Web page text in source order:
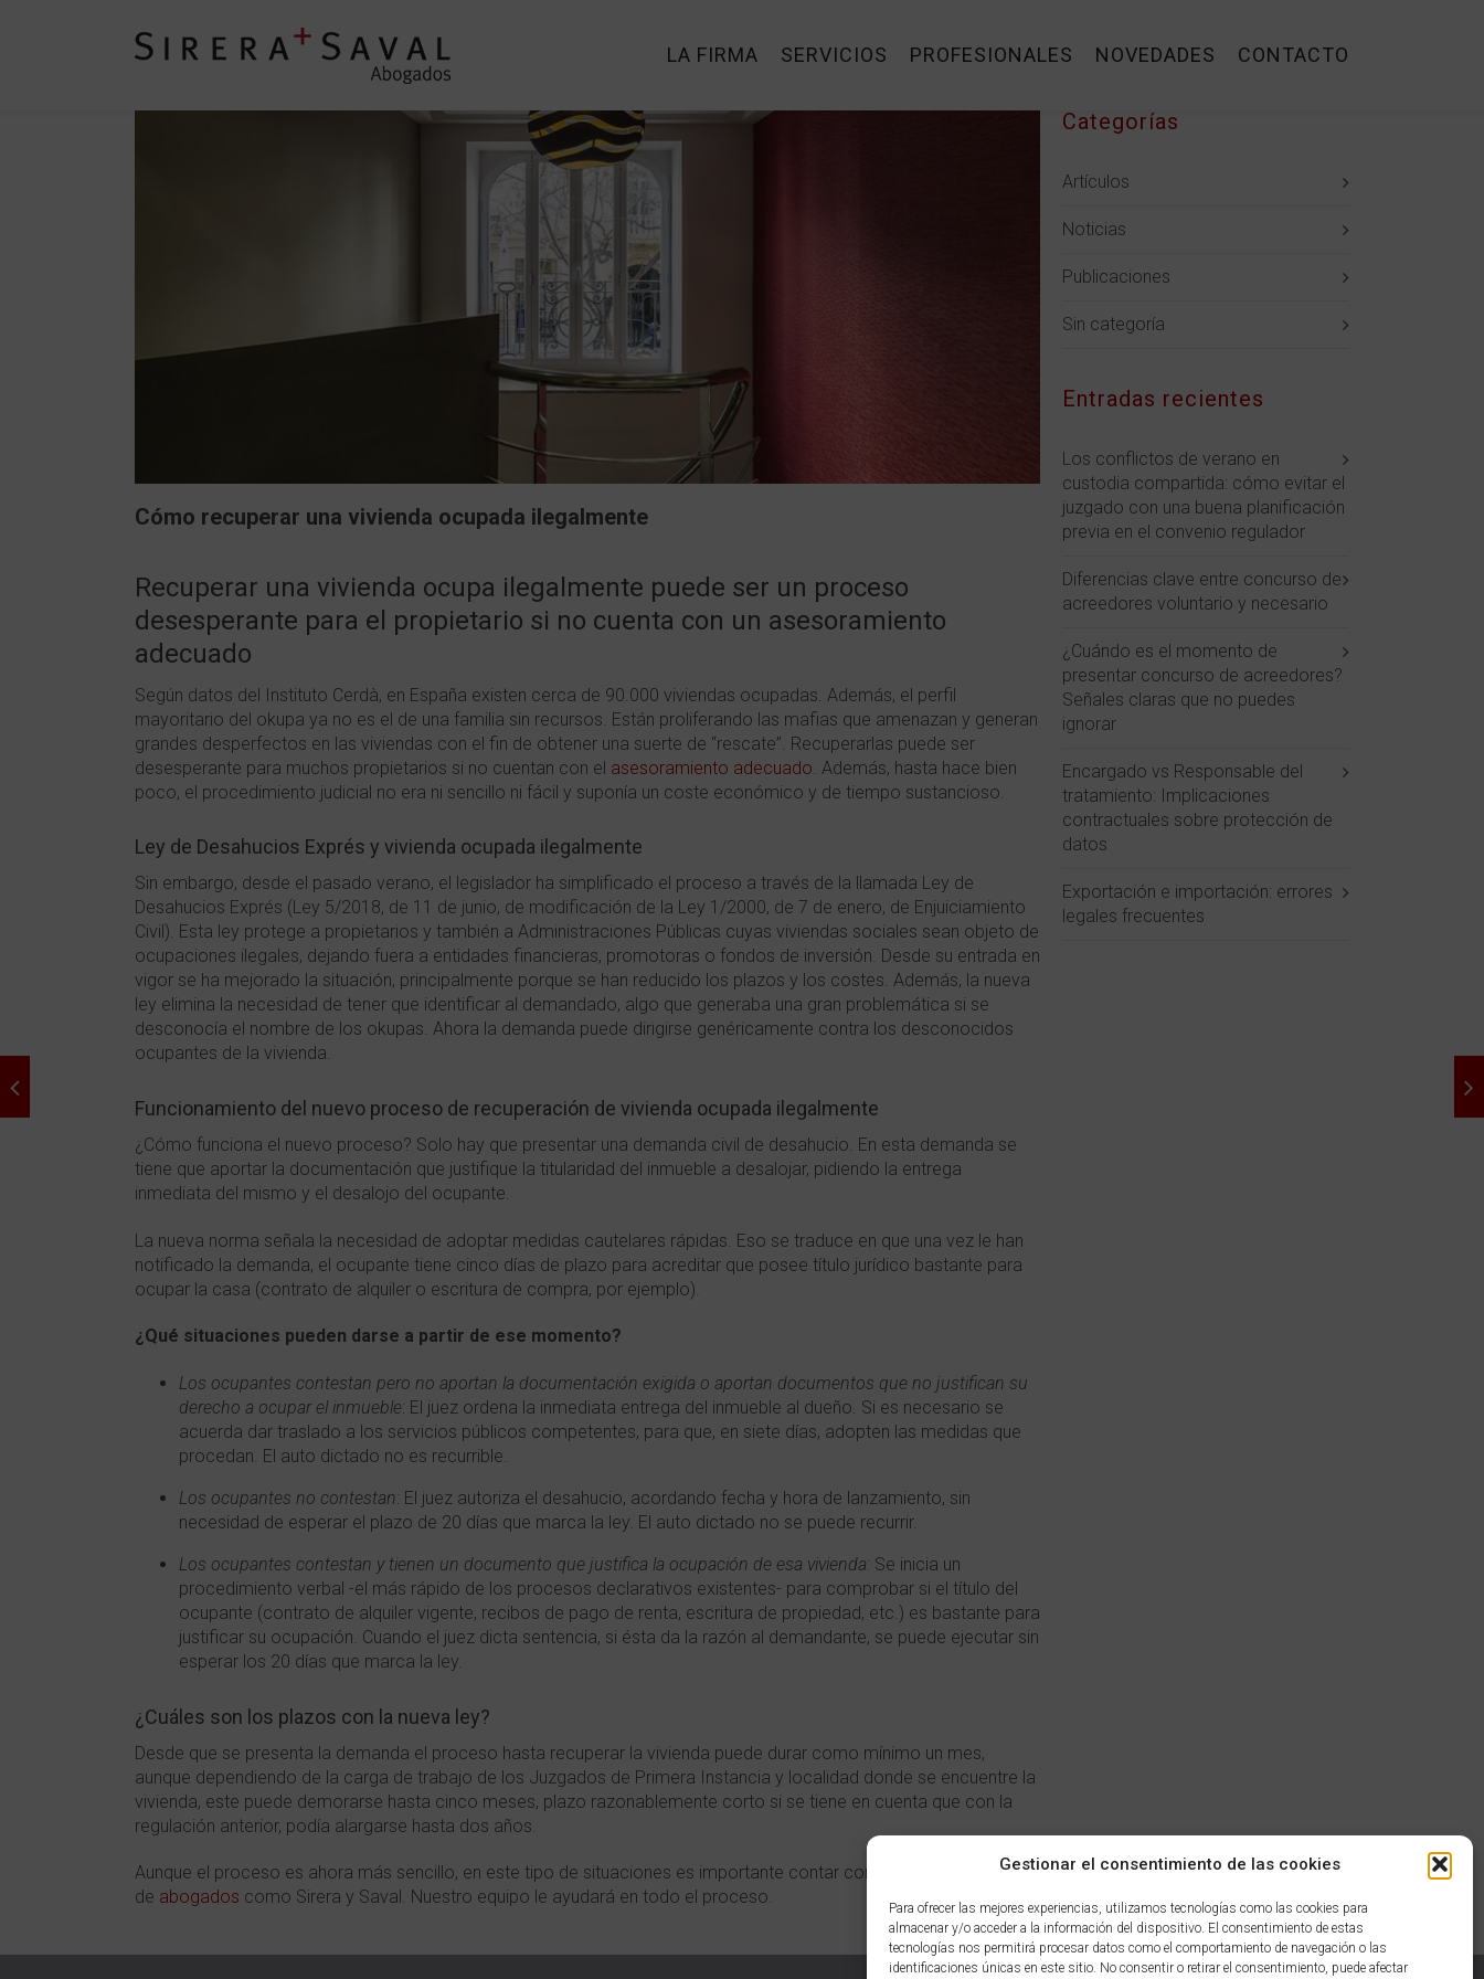
Gestionar el consentimiento de las cookies
Para ofrecer las mejores experiencias, utilizamos tecnologías como las cookies para
almacenar y/o acceder a la información del dispositivo. El consentimiento de estas
tecnologías nos permitirá procesar datos como el comportamiento de navegación o las
identificaciones únicas en este sitio. No consentir o retirar el consentimiento, puede afectar
LA FIRMA SERVICIOS PROFESIONALES NOVEDADES CONTACTO
Cómo recuperar una vivienda ocupada ilegalmente
Recuperar una vivienda ocupa ilegalmente puede ser un proceso
desesperante para el propietario si no cuenta con un asesoramiento
adecuado
Según datos del Instituto Cerdà, en España existen cerca de 90.000 viviendas ocupadas. Además, el perfil
mayoritario del okupa ya no es el de una familia sin recursos. Están proliferando las mafias que amenazan y generan
grandes desperfectos en las viviendas con el fin de obtener una suerte de “rescate”. Recuperarlas puede ser
desesperante para muchos propietarios si no cuentan con el asesoramiento adecuado. Además, hasta hace bien
poco, el procedimiento judicial no era ni sencillo ni fácil y suponía un coste económico y de tiempo sustancioso.
Ley de Desahucios Exprés y vivienda ocupada ilegalmente
Sin embargo, desde el pasado verano, el legislador ha simplificado el proceso a través de la llamada Ley de
Desahucios Exprés (Ley 5/2018, de 11 de junio, de modificación de la Ley 1/2000, de 7 de enero, de Enjuiciamiento
Civil). Esta ley protege a propietarios y también a Administraciones Públicas cuyas viviendas sociales sean objeto de
ocupaciones ilegales, dejando fuera a entidades financieras, promotoras o fondos de inversión. Desde su entrada en
vigor se ha mejorado la situación, principalmente porque se han reducido los plazos y los costes. Además, la nueva
ley elimina la necesidad de tener que identificar al demandado, algo que generaba una gran problemática si se
desconocía el nombre de los okupas. Ahora la demanda puede dirigirse genéricamente contra los desconocidos
ocupantes de la vivienda.
Funcionamiento del nuevo proceso de recuperación de vivienda ocupada ilegalmente
¿Cómo funciona el nuevo proceso? Solo hay que presentar una demanda civil de desahucio. En esta demanda se
tiene que aportar la documentación que justifique la titularidad del inmueble a desalojar, pidiendo la entrega
inmediata del mismo y el desalojo del ocupante.
La nueva norma señala la necesidad de adoptar medidas cautelares rápidas. Eso se traduce en que una vez le han
notificado la demanda, el ocupante tiene cinco días de plazo para acreditar que posee título jurídico bastante para
ocupar la casa (contrato de alquiler o escritura de compra, por ejemplo).
¿Qué situaciones pueden darse a partir de ese momento?
Los ocupantes contestan pero no aportan la documentación exigida o aportan documentos que no justifican su
derecho a ocupar el inmueble: El juez ordena la inmediata entrega del inmueble al dueño. Si es necesario se
acuerda dar traslado a los servicios públicos competentes, para que, en siete días, adopten las medidas que
procedan. El auto dictado no es recurrible.
Los ocupantes no contestan: El juez autoriza el desahucio, acordando fecha y hora de lanzamiento, sin
necesidad de esperar el plazo de 20 días que marca la ley. El auto dictado no se puede recurrir.
Los ocupantes contestan y tienen un documento que justifica la ocupación de esa vivienda: Se inicia un
procedimiento verbal -el más rápido de los procesos declarativos existentes- para comprobar si el título del
ocupante (contrato de alquiler vigente, recibos de pago de renta, escritura de propiedad, etc.) es bastante para
justificar su ocupación. Cuando el juez dicta sentencia, si ésta da la razón al demandante, se puede ejecutar sin
esperar los 20 días que marca la ley.
¿Cuáles son los plazos con la nueva ley?
Desde que se presenta la demanda el proceso hasta recuperar la vivienda puede durar como mínimo un mes,
aunque dependiendo de la carga de trabajo de los Juzgados de Primera Instancia y localidad donde se encuentre la
vivienda, este puede demorarse hasta cinco meses, plazo razonablemente corto si se tiene en cuenta que con la
regulación anterior, podía alargarse hasta dos años.
Aunque el proceso es ahora más sencillo, en este tipo de situaciones es importante contar con un buen despacho
de abogados como Sirera y Saval. Nuestro equipo le ayudará en todo el proceso.
Categorías
Artículos
Noticias
Publicaciones
Sin categoría
Entradas recientes
Los conflictos de verano en
custodia compartida: cómo evitar el
juzgado con una buena planificación
previa en el convenio regulador
Diferencias clave entre concurso de
acreedores voluntario y necesario
¿Cuándo es el momento de
presentar concurso de acreedores?
Señales claras que no puedes
ignorar
Encargado vs Responsable del
tratamiento: Implicaciones
contractuales sobre protección de
datos
Exportación e importación: errores
legales frecuentes